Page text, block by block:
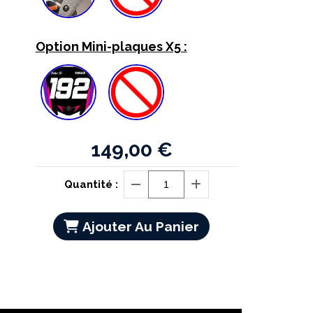
Option Mini-plaques X5 :
149,00 €
Quantité :
Ajouter Au Panier